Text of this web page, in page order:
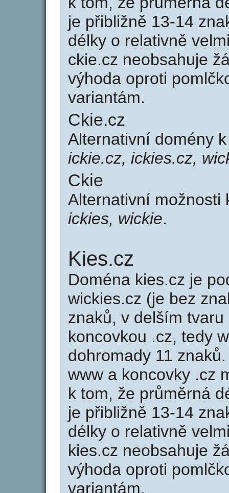
je přibližně 13-14
délky o relativně
ckie.cz neobsahuje
výhoda oproti
variantám.
Ckie.cz
Alternativní domény
ickie.cz, ickies.cz,
Ckie
Alternativní možnosti
ickies, wickie.
Kies.cz
Doména kies.cz je
wickies.cz (je bez
znaků, v delším
koncovkou .cz, tedy
dohromady 11
www a koncovky .cz
k tom, že průměrná
je přibližně 13-14
délky o relativně
kies.cz neobsahuje
výhoda oproti
variantám.